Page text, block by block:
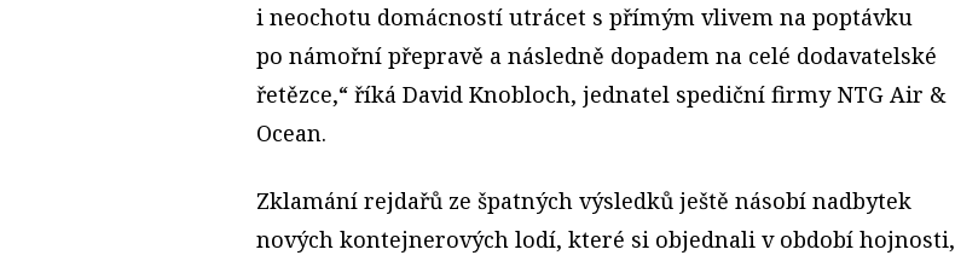
i neochotu domácností utrácet s přímým vlivem na poptávku
po námořní přepravě a následně dopadem na celé dodavatelské
řetězce,“ říká David Knobloch, jednatel spediční firmy NTG Air &
Ocean.
Zklamání rejdařů ze špatných výsledků ještě násobí nadbytek
nových kontejnerových lodí, které si objednali v období hojnosti,